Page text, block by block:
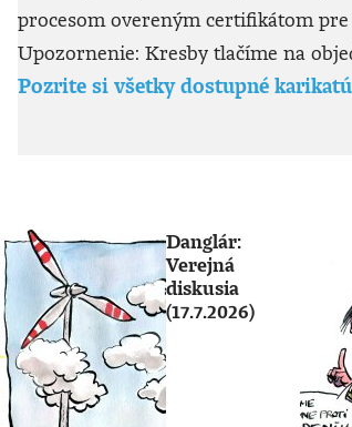
procesom overeným certifikátom
Upozornenie: Kresby tlačíme na
Pozrite si všetky dostupné
Danglár:
Verejná
diskusia
(17.7.2026)